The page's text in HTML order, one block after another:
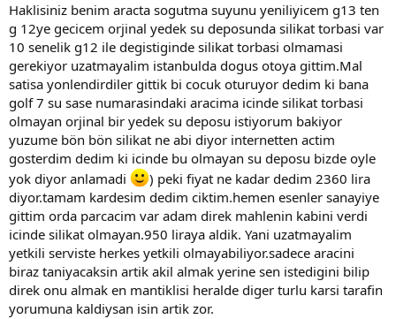
Haklisiniz benim aracta sogutma suyunu yeniliyicem g13 ten
g 12ye gecicem orjinal yedek su deposunda silikat torbasi var
10 senelik g12 ile degistiginde silikat torbasi olmamasi
gerekiyor uzatmayalim istanbulda dogus otoya gittim.Mal
satisa yonlendirdiler gittik bi cocuk oturuyor dedim ki bana
golf 7 su sase numarasindaki aracima icinde silikat torbasi
olmayan orjinal bir yedek su deposu istiyorum bakiyor
yuzume bön bön silikat ne abi diyor internetten actim
gosterdim dedim ki icinde bu olmayan su deposu bizde oyle
yok diyor anlamadi
) peki fiyat ne kadar dedim 2360 lira
diyor.tamam kardesim dedim ciktim.hemen esenler sanayiye
gittim orda parcacim var adam direk mahlenin kabini verdi
icinde silikat olmayan.950 liraya aldik. Yani uzatmayalim
yetkili serviste herkes yetkili olmayabiliyor.sadece aracini
biraz taniyacaksin artik akil almak yerine sen istedigini bilip
direk onu almak en mantiklisi heralde diger turlu karsi tarafin
yorumuna kaldiysan isin artik zor.